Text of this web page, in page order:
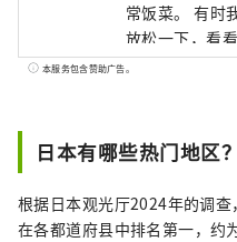
常饭菜。 有时
放松一下，看
一人。 如何使
本服务包含赞助广告。
日本有哪些热门地区？
根据日本观光厅2024年的调查，
在各都道府县中排名第一，约